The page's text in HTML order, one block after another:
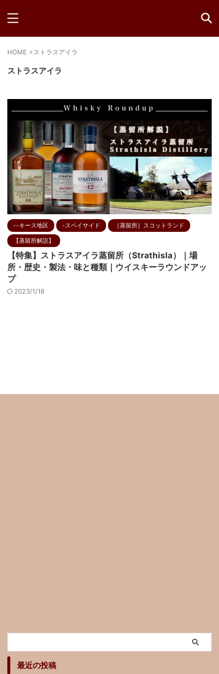
HOME >ストラスアイラ
ストラスアイラ
--キース地区 -スペイサイド ［蒸留所］スコットランド
【蒸留所解説】
【特集】ストラスアイラ蒸留所（Strathisla）｜場
所・歴史・製法・味と種類｜ウイスキーラウンドアッ
プ
2023/1/18
最近の投稿